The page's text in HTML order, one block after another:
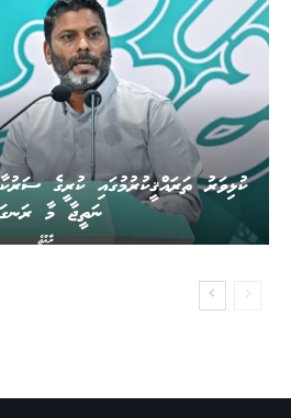
ރާއްޖެ
ކުޅިވަރު ތަރައްޤީކުރުމުގައި ކުރީގެ
ނަތީޖާ މާ